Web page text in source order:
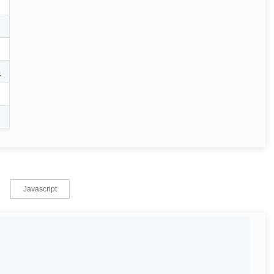
Javascript